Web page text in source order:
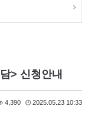
> 신청안내
4,390 2025.05.23 10:33